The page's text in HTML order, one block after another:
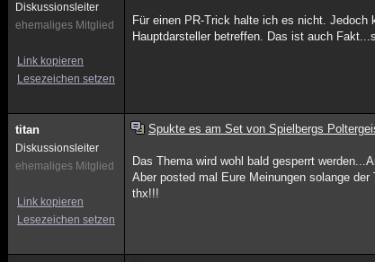
Diskussionsleiter
ehemaliges Mitglied
Link kopieren
Lesezeichen setzen
Für einen PR-Trick halte ich es nicht.
Hauptdarsteller betreffen. Das ist auch
titan
Diskussionsleiter
ehemaliges Mitglied
Link kopieren
Lesezeichen setzen
Spukte es am Set von Spielbergs
Das Thema wird wohl bald gesperrt
Aber posted mal Eure Meinungen solange
thx!!!